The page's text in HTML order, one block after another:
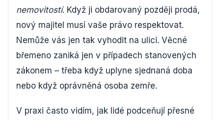
nemovitostí. Když ji obdarovaný později prodá,
nový majitel musí vaše právo respektovat.
Nemůže vás jen tak vyhodit na ulici. Věcné
břemeno zaniká jen v případech stanovených
zákonem – třeba když uplyne sjednaná doba
nebo když oprávněná osoba zemře.
V praxi často vidím, jak lidé podceňují přesné